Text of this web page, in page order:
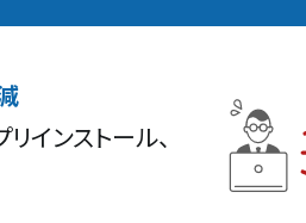
インストール、